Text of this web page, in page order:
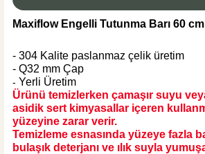
455,00 TL
Sepete Ekle
ÜRÜN TÜKENDİ
Maxiflow Yapı Ürünleri
Maxiflow Engelli Mafsallı Tutunma Barı
Maxiflow Engelli Tutunma Barı 60 cm
- 304 Kalite paslanmaz çelik üretim
- Q32 mm Çap
- Yerli Üretim
Ürünü temizlerken çamaşır suyu
asidik sert kimyasallar içeren
yüzeyine zarar verir.
Temizleme esnasında yüzeye fazla
bulaşık deterjanı ve ılık suyla